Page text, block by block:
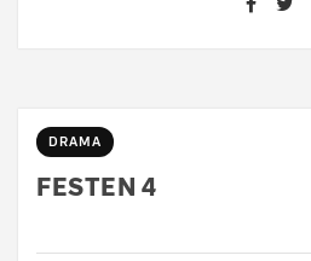
DRAMA
FESTEN 4